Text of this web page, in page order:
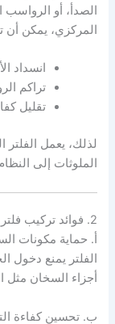
الصدأ، أو
المركزي، يمكن
انسداد
تراكم
تقليل
لذلك، يعمل
الملوثات إلى
2. فوائد تركيب فلتر رملي للسخان المركزي
أ. حماية مكونات
الفلتر يمنع دخول
أجزاء السخان مثل
ب. تحسين كفاءة